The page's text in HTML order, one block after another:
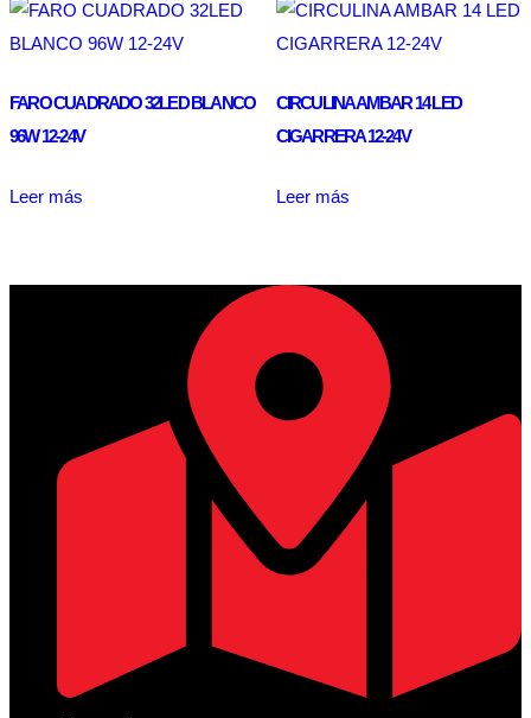
FARO CUADRADO 32LED BLANCO
96W 12-24V
Leer más
CIRCULINA AMBAR 14 LED
CIGARRERA 12-24V
Leer más